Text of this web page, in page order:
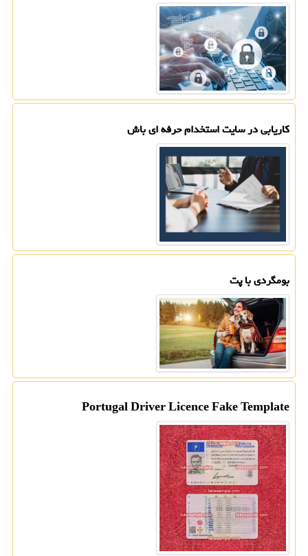
کاریابی در سایت استخدام حرفه ای باش
بومگردی با پت
Portugal Driver Licence Fake Template